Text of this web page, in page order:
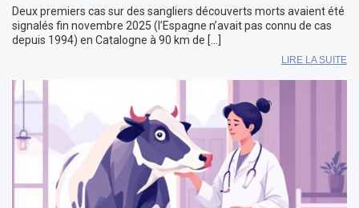
Deux premiers cas sur des sangliers découverts morts avaient été
signalés fin novembre 2025 (l’Espagne n’avait pas connu de cas
depuis 1994) en Catalogne à 90 km de […]
LIRE LA SUITE